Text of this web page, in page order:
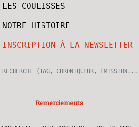
LES COULISSES
NOTRE HISTOIRE
INSCRIPTION À LA NEWSLETTER
Remerciements